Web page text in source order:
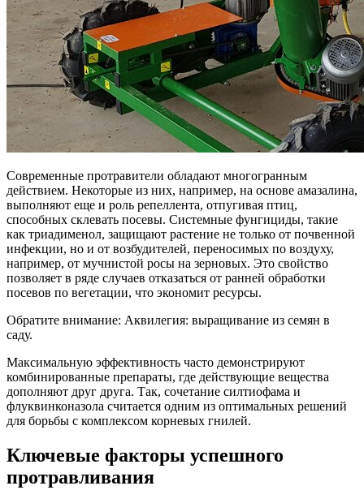
Современные протравители обладают многогранным
действием. Некоторые из них, например, на основе амазалина,
выполняют еще и роль репеллента, отпугивая птиц,
способных склевать посевы. Системные фунгициды, такие
как триадименол, защищают растение не только от почвенной
инфекции, но и от возбудителей, переносимых по воздуху,
например, от мучнистой росы на зерновых. Это свойство
позволяет в ряде случаев отказаться от ранней обработки
посевов по вегетации, что экономит ресурсы.
Обратите внимание: Аквилегия: выращивание из семян в
саду.
Максимальную эффективность часто демонстрируют
комбинированные препараты, где действующие вещества
дополняют друг друга. Так, сочетание силтиофама и
флуквинконазола считается одним из оптимальных решений
для борьбы с комплексом корневых гнилей.
Ключевые факторы успешного
протравливания